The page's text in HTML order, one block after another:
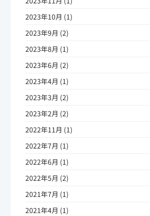
2023年10月 (1)
2023年9月 (2)
2023年8月 (1)
2023年6月 (2)
2023年4月 (1)
2023年3月 (2)
2023年2月 (2)
2022年11月 (1)
2022年7月 (1)
2022年6月 (1)
2022年5月 (2)
2021年7月 (1)
2021年4月 (1)